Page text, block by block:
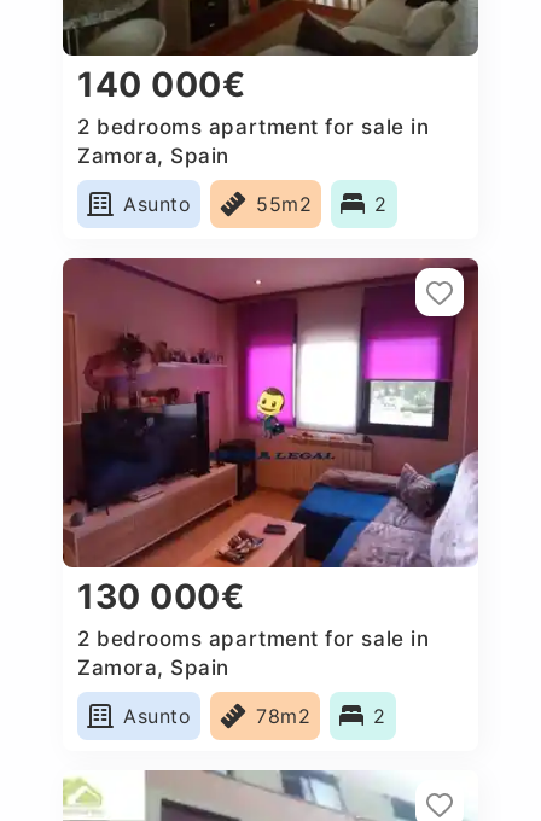
140 000€
2 bedrooms apartment for sale in
Zamora, Spain
Asunto
55m2 2
130 000€
2 bedrooms apartment for sale in
Zamora, Spain
Asunto
78m2 2